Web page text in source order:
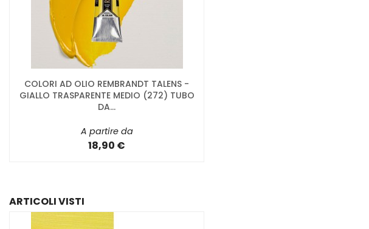
COLORI AD OLIO REMBRANDT TALENS -
GIALLO TRASPARENTE MEDIO (272) TUBO
DA...
A partire da
18,90 €
ARTICOLI VISTI